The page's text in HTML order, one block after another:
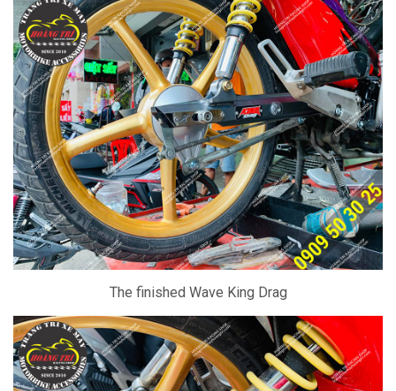
The finished Wave King Drag